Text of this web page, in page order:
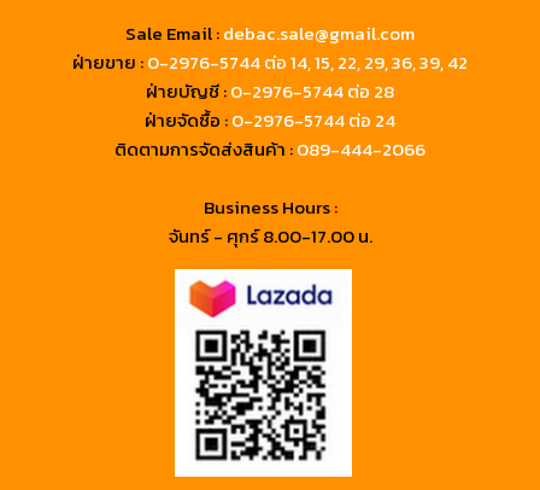
Sale Email :debac.sale@gmail.com
ฝ่ายขาย :0-2976-5744ต่อ 14, 15, 22, 29, 36, 39, 42
ฝ่ายบัญชี :0-2976-5744 ต่อ 28
ฝ่ายจัดซื้อ :0-2976-5744 ต่อ 24
ติดตามการจัดส่งสินค้า :089-444-2066
Business Hours :
จันทร์ - ศุกร์ 8.00-17.00 น.